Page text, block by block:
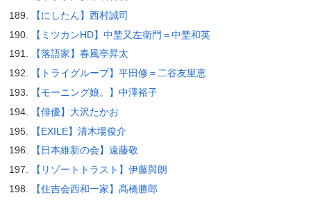
【にしたん】西村誠司
【ミツカンHD】中埜又左衛門＝中埜和英
【落語家】春風亭昇太
【トライグループ】平田修＝二谷友里恵
【モーニング娘。】中澤裕子
【俳優】大沢たかお
【EXILE】清木場俊介
【日本維新の会】遠藤敬
【リゾートトラスト】伊藤與朗
【住吉会西和一家】髙橋勝郎